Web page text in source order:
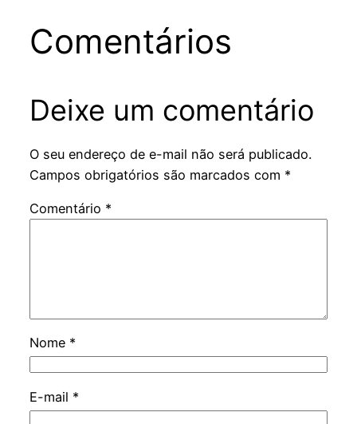
Comentários
Deixe um comentário
O seu endereço de e-mail não será publicado.
Campos obrigatórios são marcados com *
Comentário *
Nome *
E-mail *